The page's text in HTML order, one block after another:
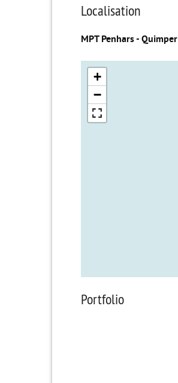
Localisation
MPT Penhars - Quimper
+
−
Portfolio